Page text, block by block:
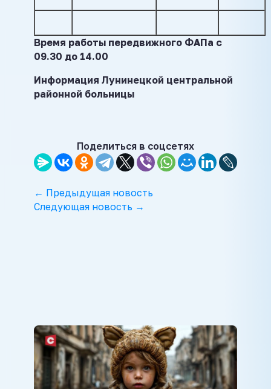
Время работы передвижного ФАПа с
09.30 до 14.00
Информация Лунинецкой центральной
районной больницы
Поделиться в соцсетях
← Предыдущая новость
Следующая новость →